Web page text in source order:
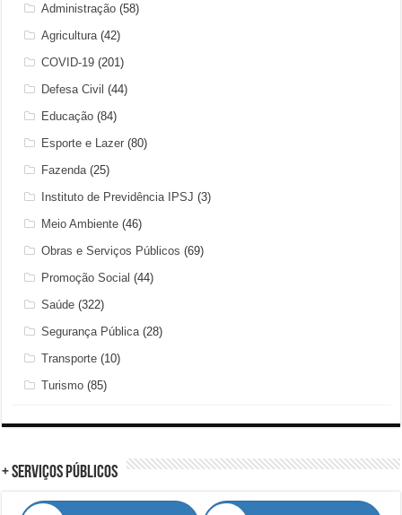
Administração (58)
Agricultura (42)
COVID-19 (201)
Defesa Civil (44)
Educação (84)
Esporte e Lazer (80)
Fazenda (25)
Instituto de Previdência IPSJ (3)
Meio Ambiente (46)
Obras e Serviços Públicos (69)
Promoção Social (44)
Saúde (322)
Segurança Pública (28)
Transporte (10)
Turismo (85)
+ Serviços Públicos